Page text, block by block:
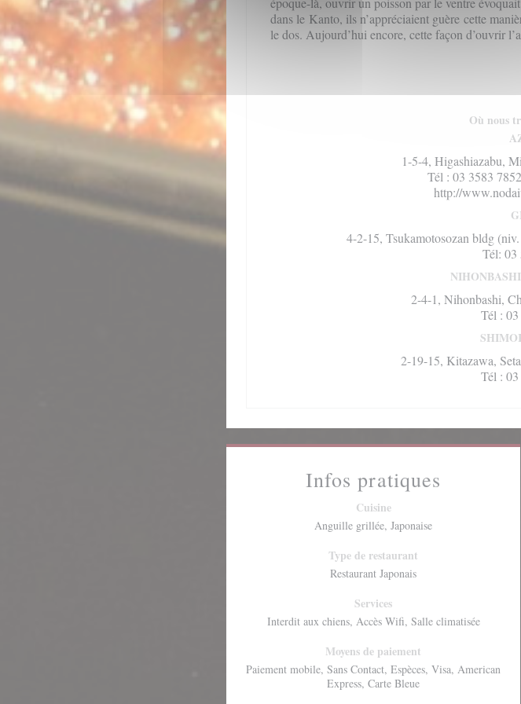
dans le Kanto, ils n’appréciaient guère cette
le dos. Aujourd’hui encore, cette façon d’ouvrir
Où nous
1-5-4, Higashiazabu,
Tél : 03 3583
http://
4-2-15, Tsukamotosozan bldg
Tél: 03
2-4-1, Nihonbashi,
Tél :
2-19-15, Kitazawa,
Tél :
Infos pratiques
Cuisine
Anguille grillée, Japonaise
Type de restaurant
Restaurant Japonais
Services
Interdit aux chiens, Accès Wifi, Salle climatisée
Moyens de paiement
Paiement mobile, Sans Contact, Espèces, Visa, American
Express, Carte Bleue